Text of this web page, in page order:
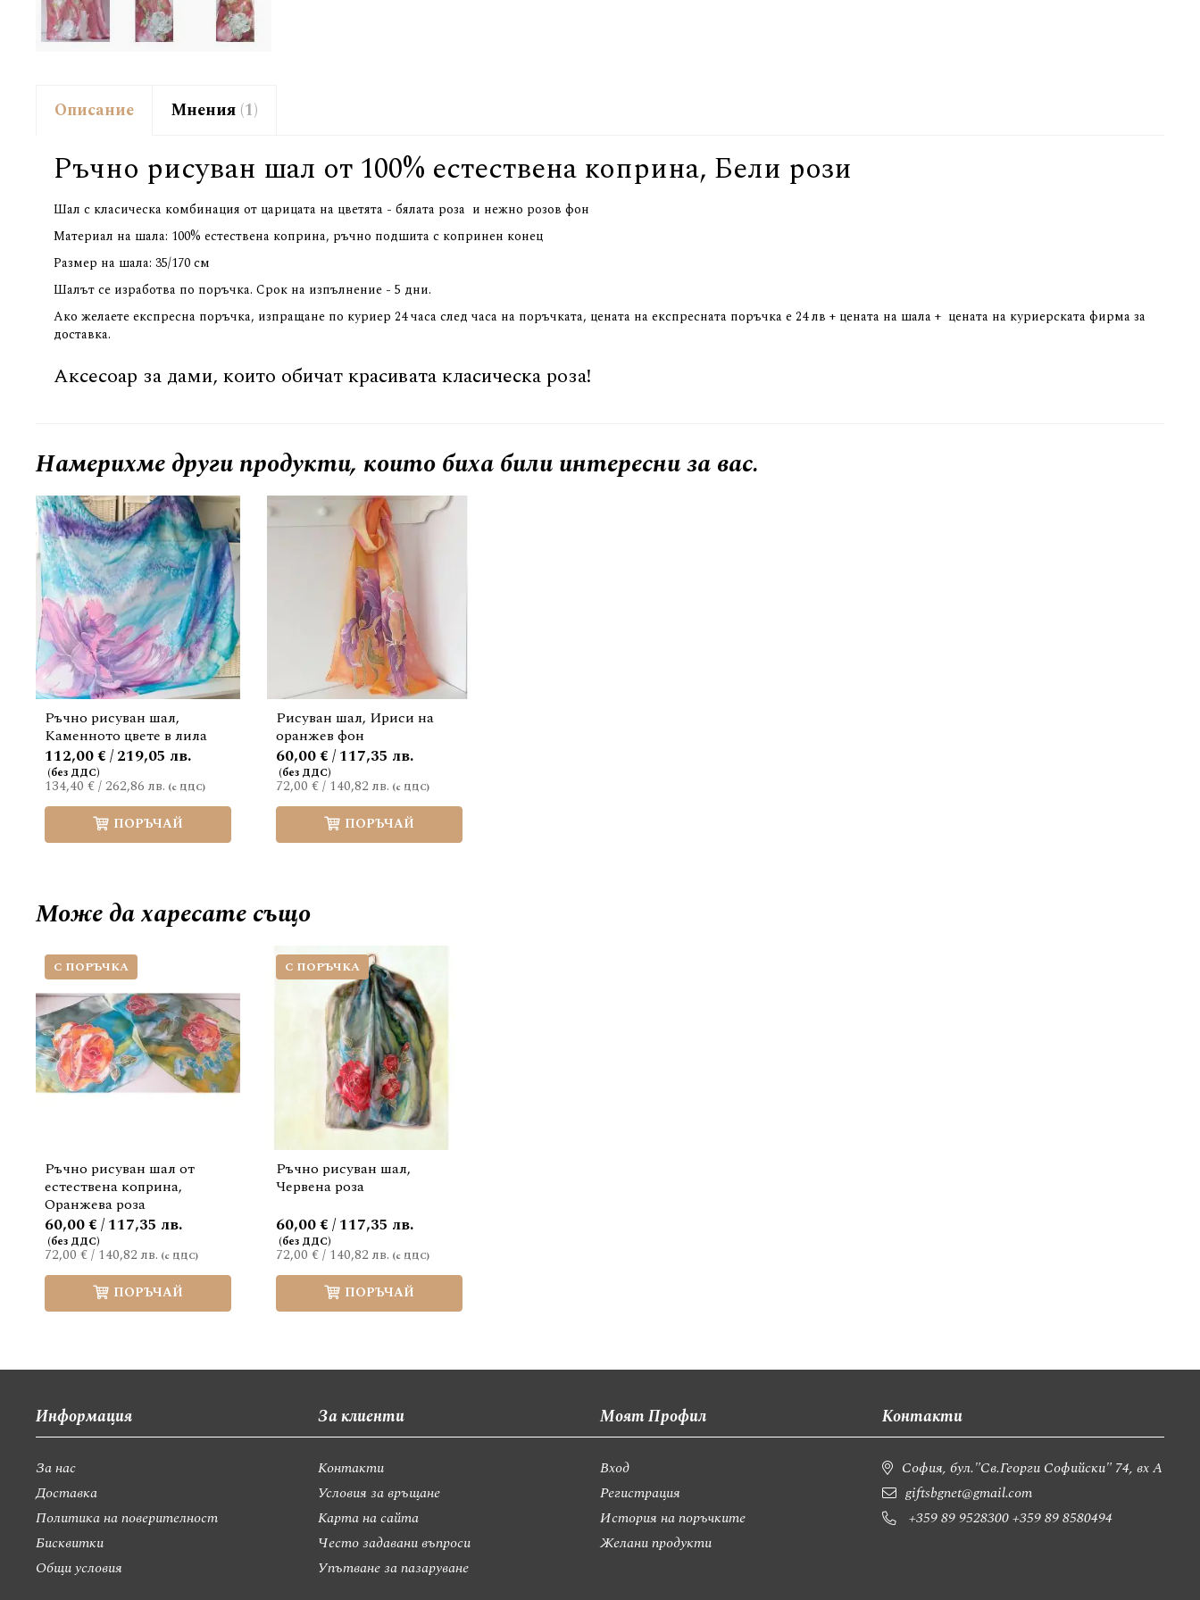
Описание
Ръчно рисуван шал от 100% естествена коприна, Бели рози
Шал с класическа комбинация от царицата на цветята - бялата роза и нежно розов фон
Материал на шала: 100% естествена коприна, ръчно подшита с копринен конец
Размер на шала: 35/170 см
Шалът се изработва по поръчка. Срок на изпълнение - 5 дни.
Ако желаете експресна поръчка, изпращане по куриер 24 часа след часа на поръчката, цената на експресната поръчка е 24 лв + цената на шала + цената на куриерската фирма за
доставка.
Аксесоар за дами, които обичат красивата класическа роза!
Мнения 1
Намерихме други продукти, които биха били интересни за вас.
Ръчно рисуван шал,
Каменното цвете в лила
134,40 €/262,86 лв.
112,00 € / 219,05 лв.
ПОРЪЧАЙ
Рисуван шал, Ириси на
оранжев фон
72,00 €/ 140,82 лв.
60,00 € / 117,35 лв.
ПОРЪЧАЙ
Може дахаресате също
С ПОРЪЧКА
Ръчно рисуван шал от
естествена коприна,
Оранжева роза
72,00 €/ 140,82 лв.
60,00 € / 117,35 лв.
ПОРЪЧАЙ
С ПОРЪЧКА
Ръчно рисуван шал,
Червена роза
72,00 €/ 140,82 лв.
60,00 € / 117,35 лв.
ПОРЪЧАЙ
Информация
За нас
Доставка
Политика на поверителност
Бисквитки
Общи условия
За клиенти
Контакти
Условия за връщане
Карта на сайта
Често задавани въпроси
Упътване за пазаруване
Моят Профил
Вход
Регистрация
История на поръчките
Желани продукти
Контакти
София, бул."Св.Георги Софийски" 74, вх А
giftsbgnet@gmail.com
+359 89 9528300+359 89 8580494